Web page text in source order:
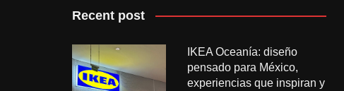
Recent post
IKEA Oceanía: diseño
pensado para México,
experiencias que inspiran y